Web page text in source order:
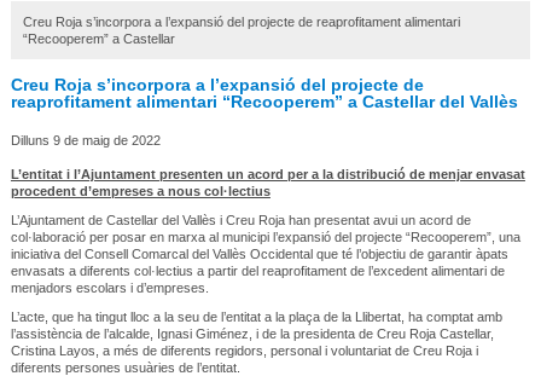
Creu Roja s’incorpora a l’expansió del projecte de reaprofitament alimentari
“Recooperem” a Castellar
Creu Roja s’incorpora a l’expansió del projecte de
reaprofitament alimentari “Recooperem” a Castellar del Vallès
Dilluns 9 de maig de 2022
L’entitat i l’Ajuntament presenten un acord per a la distribució de menjar envasat
procedent d’empreses a nous col·lectius
L’Ajuntament de Castellar del Vallès i Creu Roja han presentat avui un acord de
col·laboració per posar en marxa al municipi l’expansió del projecte “Recooperem”, una
iniciativa del Consell Comarcal del Vallès Occidental que té l’objectiu de garantir àpats
envasats a diferents col·lectius a partir del reaprofitament de l’excedent alimentari de
menjadors escolars i d’empreses.
L’acte, que ha tingut lloc a la seu de l’entitat a la plaça de la Llibertat, ha comptat amb
l’assistència de l’alcalde, Ignasi Giménez, i de la presidenta de Creu Roja Castellar,
Cristina Layos, a més de diferents regidors, personal i voluntariat de Creu Roja i
diferents persones usuàries de l’entitat.